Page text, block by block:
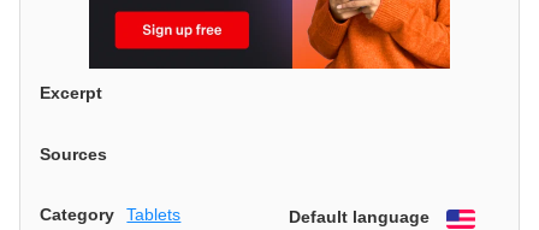
Excerpt
Sources
Category Tablets Default language
English